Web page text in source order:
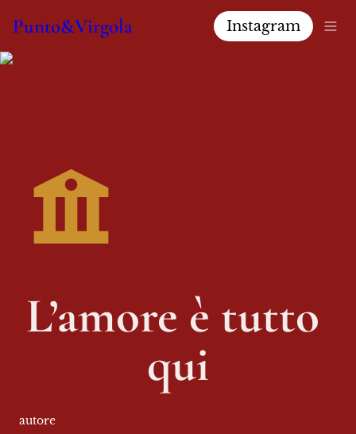
Punto&Virgola Instagram
L’amore è tutto
qui
autore